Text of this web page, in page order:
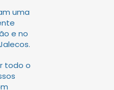
uma
e no
todo o